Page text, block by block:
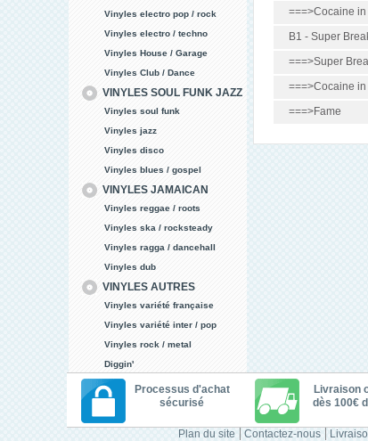
Vinyles electro pop / rock
Vinyles electro / techno
Vinyles House / Garage
Vinyles Club / Dance
VINYLES SOUL FUNK JAZZ
Vinyles soul funk
Vinyles jazz
Vinyles disco
Vinyles blues / gospel
VINYLES JAMAICAN
Vinyles reggae / roots
Vinyles ska / rocksteady
Vinyles ragga / dancehall
Vinyles dub
VINYLES AUTRES
Vinyles variété française
Vinyles variété inter / pop
Vinyles rock / metal
Diggin'
===>Cocaine in
B1 - Super
===>Super
===>Cocaine in
===>Fame
Processus d'achat
sécurisé
Livraison
dès 100€
Plan du site Contactez-nous